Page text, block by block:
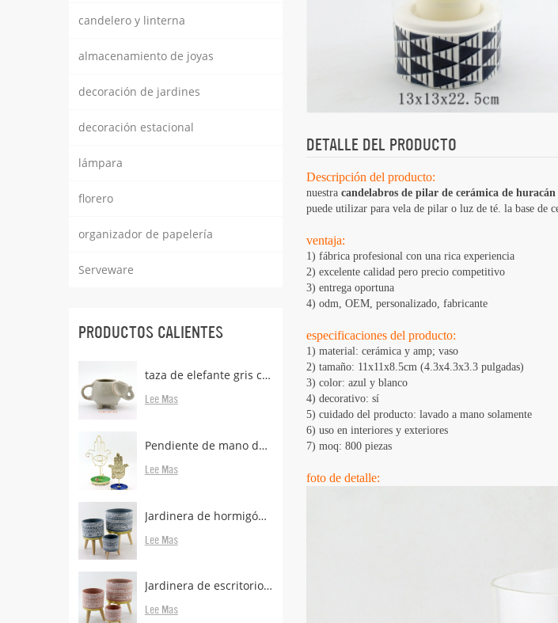
candelero y linterna
almacenamiento de joyas
decoración de jardines
decoración estacional
lámpara
florero
organizador de papelería
Serveware
PRODUCTOS CALIENTES
taza de elefante gris con porta bolsas de té
Lee Mas
Pendiente de mano de metal de latón con soporte
Lee Mas
Jardinera de hormigón con patas de madera.
Lee Mas
Jardinera de escritorio de hormigón con patas boscosas en venta
Lee Mas
DETALLE DEL PRODUCTO
Descripción del producto:
nuestra candelabros de pilar de cerámica de
puede utilizar para vela de pilar o luz de té. la base de
ventaja:
1) fábrica profesional con una rica experiencia
2) excelente calidad pero precio competitivo
3) entrega oportuna
4) odm, OEM, personalizado, fabricante
especificaciones del producto:
1) material: cerámica y amp; vaso
2) tamaño: 11x11x8.5cm (4.3x4.3x3.3 pulgadas)
3) color: azul y blanco
4) decorativo: sí
5) cuidado del producto: lavado a mano solamente
6) uso en interiores y exteriores
7) moq: 800 piezas
foto de detalle: